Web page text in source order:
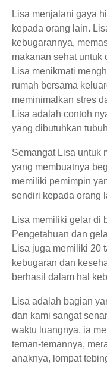
Lisa menjalani gaya
kepada orang lain.
kebugarannya,
makanan sehat untuk
Lisa menikmati
rumah bersama
meminimalkan stres
Lisa adalah contoh
yang dibutuhkan
Semangat Lisa untuk
yang membuatnya
memiliki pemimpin
sendiri kepada orang
Lisa memiliki gelar di
Pengetahuan dan
Lisa juga memiliki 20
kebugaran dan
berhasil dalam hal
Lisa adalah bagian
dan kami sangat
waktu luangnya, ia
teman-temannya,
anaknya, lompat